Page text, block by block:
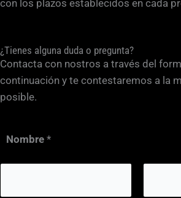
con los plazos establecidos en cada
¿Tienes alguna duda o pregunta?
Contacta con nostros a través del
continuación y te contestaremos a la
posible.
Nombre *